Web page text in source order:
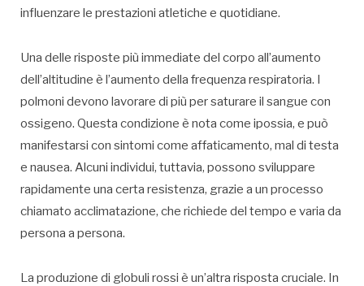
influenzare le prestazioni atletiche e quotidiane.
Una delle risposte più immediate del corpo all’aumento
dell’altitudine è l’aumento della frequenza respiratoria. I
polmoni devono lavorare di più per saturare il sangue con
ossigeno. Questa condizione è nota come ipossia, e può
manifestarsi con sintomi come affaticamento, mal di testa
e nausea. Alcuni individui, tuttavia, possono sviluppare
rapidamente una certa resistenza, grazie a un processo
chiamato acclimatazione, che richiede del tempo e varia da
persona a persona.
La produzione di globuli rossi è un’altra risposta cruciale. In